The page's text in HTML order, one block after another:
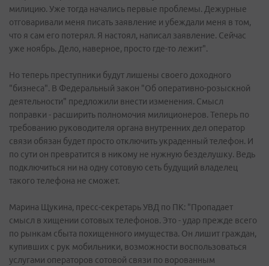
милицию. Уже тогда начались первые проблемы. Дежурные
отговаривали меня писать заявление и убеждали меня в том,
что я сам его потерял. Я настоял, написал заявление. Сейчас
уже ноябрь. Дело, наверное, просто где-то лежит".
Но теперь преступники будут лишены своего доходного
"бизнеса". В Федеральный закон "Об оперативно-розыскной
деятельности" предложили внести изменения. Смысл
поправки - расширить полномочия милиционеров. Теперь по
требованию руководителя органа внутренних дел оператор
связи обязан будет просто отключить украденный телефон. И
по сути он превратится в никому не нужную безделушку. Ведь
подключиться ни на одну сотовую сеть будущий владелец
такого телефона не сможет.
Марина Щукина, пресс-секретарь УВД по ПК: "Пропадает
смысл в хищении сотовых телефонов. Это - удар прежде всего
по рынкам сбыта похищенного имущества. Он лишит граждан,
купивших с рук мобильники, возможности воспользоваться
услугами операторов сотовой связи по ворованным